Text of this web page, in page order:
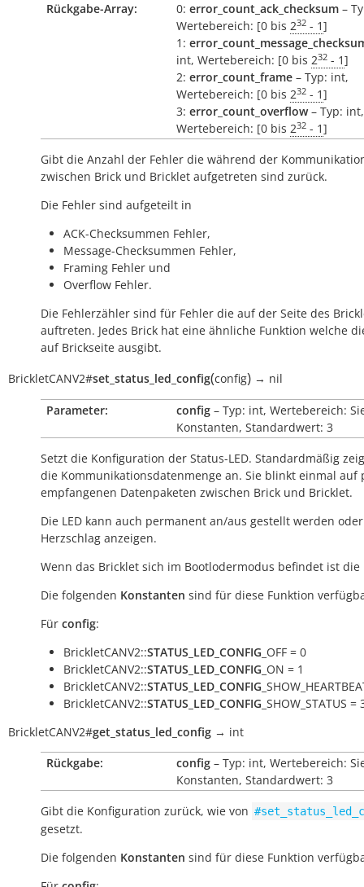
Rückgabe-Array:
0: error_count_ack_checksum –
Wertebereich: [0 bis 232 - 1]
1:
int, Wertebereich: [0 bis 232 - 1]
2: error_count_frame – Typ: int,
Wertebereich: [0 bis 232 - 1]
3: error_count_overflow– Typ: int,
Wertebereich: [0 bis 232 - 1]
Gibt die Anzahl der Fehler die während der
zwischen Brick und Bricklet aufgetreten sind zurück.
Die Fehler sind aufgeteilt in
ACK-Checksummen Fehler,
Message-Checksummen Fehler,
Framing Fehler und
Overflow Fehler.
Die Fehlerzähler sind für Fehler die auf der Seite des
auftreten. Jedes Brick hat eine ähnliche Funktion welche
auf Brickseite ausgibt.
BrickletCANV2#set_status_led_config(config) → nil
Parameter: config – Typ: int, Wertebereich:
Konstanten, Standardwert: 3
Setzt die Konfiguration der Status-LED. Standardmäßig
die Kommunikationsdatenmenge an. Sie blinkt einmal auf
empfangenen Datenpaketen zwischen Brick und Bricklet.
Die LED kann auch permanent an/aus gestellt werden
Herzschlag anzeigen.
Wenn das Bricklet sich im Bootlodermodus befindet ist die
Die folgenden Konstanten sind für diese Funktion
Für config:
BrickletCANV2::STATUS_LED_CONFIG _OFF = 0
BrickletCANV2::STATUS_LED_CONFIG _ON = 1
BrickletCANV2::STATUS_LED_CONFIG
BrickletCANV2::STATUS_LED_CONFIG _SHOW_STATUS =
BrickletCANV2#get_status_led_config → int
Rückgabe:
config – Typ: int, Wertebereich:
Konstanten, Standardwert: 3
Gibt die Konfiguration zurück, wie von
gesetzt.
Die folgenden Konstanten sind für diese Funktion